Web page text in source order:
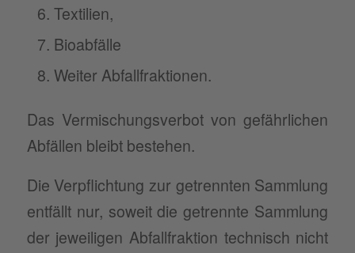
Textilien,
Bioabfälle
Weiter Abfallfraktionen.
Das Vermischungsverbot von gefährlichen
Abfällen bleibt bestehen.
Die Verpflichtung zur getrennten Sammlung
entfällt nur, soweit die getrennte Sammlung
der jeweiligen Abfallfraktion technisch nicht